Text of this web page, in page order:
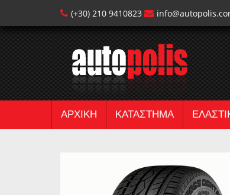
(+30) 210 9410823
ΑΡΧΙΚΗ ΚΑΤΑΣΤΗΜΑ